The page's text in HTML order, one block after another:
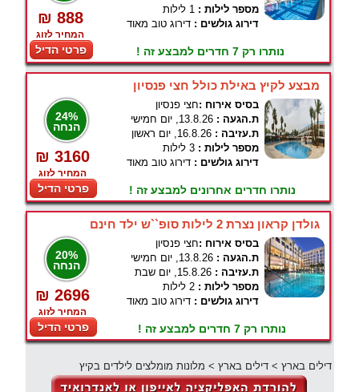
₪ 888
המחיר לזוג
פרטי הדיל
מספר לילות : 1 לילות
דירוג גולשים : דירוג טוב מאוד
נותרו רק 7 חדרים למבצע זה !
מבצע לקיץ באילת כולל חצי פנסיון
24%
הנחה
₪ 3160
המחיר לזוג
פרטי הדיל
בסיס אירוח :חצי פנסיון
ת.הגעה : 13.8.26, יום חמישי
ת.עזיבה : 16.8.26, יום ראשון
מספר לילות : 3 לילות
דירוג גולשים : דירוג טוב מאוד
נותרו חדרים אחרונים למבצע זה !
גולדן קראון נצרת 2 לילות סופ``ש ילד חינם
20%
הנחה
₪ 2696
המחיר לזוג
פרטי הדיל
בסיס אירוח :חצי פנסיון
ת.הגעה : 13.8.26, יום חמישי
ת.עזיבה : 15.8.26, יום שבת
מספר לילות : 2 לילות
דירוג גולשים : דירוג טוב מאוד
נותרו רק 7 חדרים למבצע זה !
דילים בארץ > דילים בארץ > מלונות מומלצים לילדים בקיץ